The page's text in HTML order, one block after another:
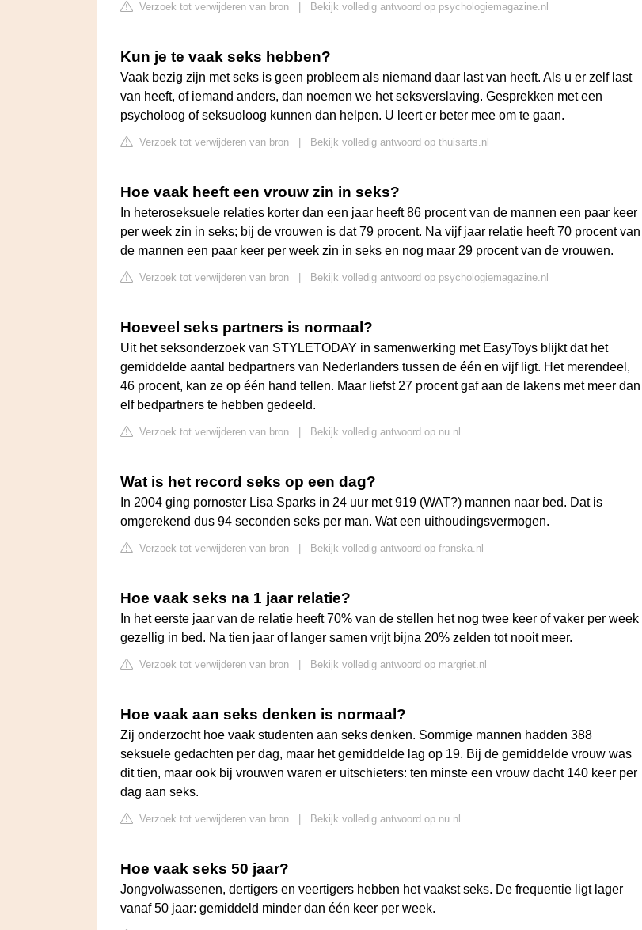
Verzoek tot verwijderen van bron Bekijk volledig antwoord op psychologiemagazine.nl
Kun je te vaak seks hebben?
Vaak bezig zijn met seks is geen probleem als niemand daar last van heeft. Als u er zelf last
van heeft, of iemand anders, dan noemen we het seksverslaving. Gesprekken met een
psycholoog of seksuoloog kunnen dan helpen. U leert er beter mee om te gaan.
Verzoek tot verwijderen van bron Bekijk volledig antwoord op thuisarts.nl
Hoe vaak heeft een vrouw zin in seks?
In heteroseksuele relaties korter dan een jaar heeft 86 procent van de mannen een paar keer
per week zin in seks; bij de vrouwen is dat 79 procent. Na vijf jaar relatie heeft 70 procent van
de mannen een paar keer per week zin in seks en nog maar 29 procent van de vrouwen.
Verzoek tot verwijderen van bron Bekijk volledig antwoord op psychologiemagazine.nl
Hoeveel seks partners is normaal?
Uit het seksonderzoek van STYLETODAY in samenwerking met EasyToys blijkt dat het
gemiddelde aantal bedpartners van Nederlanders tussen de één en vijf ligt. Het merendeel,
46 procent, kan ze op één hand tellen. Maar liefst 27 procent gaf aan de lakens met meer dan
elf bedpartners te hebben gedeeld.
Verzoek tot verwijderen van bron Bekijk volledig antwoord op nu.nl
Wat is het record seks op een dag?
In 2004 ging pornoster Lisa Sparks in 24 uur met 919 (WAT?) mannen naar bed. Dat is
omgerekend dus 94 seconden seks per man. Wat een uithoudingsvermogen.
Verzoek tot verwijderen van bron Bekijk volledig antwoord op franska.nl
Hoe vaak seks na 1 jaar relatie?
In het eerste jaar van de relatie heeft 70% van de stellen het nog twee keer of vaker per week
gezellig in bed. Na tien jaar of langer samen vrijt bijna 20% zelden tot nooit meer.
Verzoek tot verwijderen van bron Bekijk volledig antwoord op margriet.nl
Hoe vaak aan seks denken is normaal?
Zij onderzocht hoe vaak studenten aan seks denken. Sommige mannen hadden 388
seksuele gedachten per dag, maar het gemiddelde lag op 19. Bij de gemiddelde vrouw was
dit tien, maar ook bij vrouwen waren er uitschieters: ten minste een vrouw dacht 140 keer per
dag aan seks.
Verzoek tot verwijderen van bron Bekijk volledig antwoord op nu.nl
Hoe vaak seks 50 jaar?
Jongvolwassenen, dertigers en veertigers hebben het vaakst seks. De frequentie ligt lager
vanaf 50 jaar: gemiddeld minder dan één keer per week.